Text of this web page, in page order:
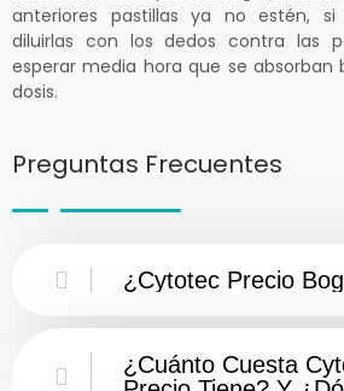
anteriores pastillas ya no estén,
diluirlas con los dedos contra las
esperar media hora que se absorban
dosis.
Preguntas Frecuentes
¿Cytotec Precio
¿Cuánto Cuesta